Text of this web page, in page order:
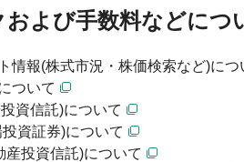
および手数料などにつ
情報(株式市況・株価検索など)につ
ついて
資信託)について
資証券)について
産投資信託)について